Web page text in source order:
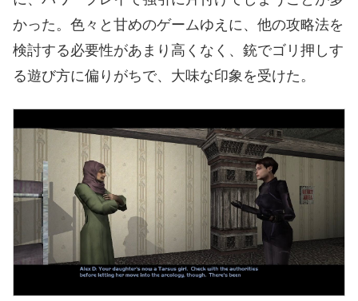
かった。色々と甘めのゲームゆえに、他の攻略法を
検討する必要性があまり高くなく、銃でゴリ押しす
る遊び方に偏りがちで、大味な印象を受けた。